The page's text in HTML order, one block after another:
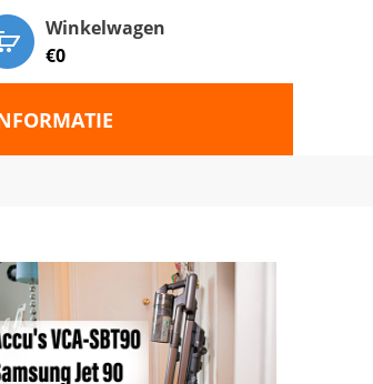
Winkelwagen
€0